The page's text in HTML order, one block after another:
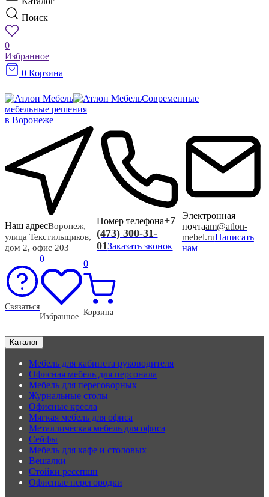
Поиск
0
Избранное
0 Корзина
Современные
мебельные решения
в Воронеже
Наш адресВоронеж,
улица Текстильщиков,
дом 2, офис 203
Номер телефона+7
(473) 300-31-
01Заказать звонок
Электронная
почтаam@atlon-
mebel.ruНаписать
нам
Связаться
0
Избранное
0
Корзина
Каталог
Мебель для кабинета руководителя
Офисная мебель для персонала
Мебель для переговорных
Журнальные столы
Офисные кресла
Мягкая мебель для офиса
Металлическая мебель для офиса
Сейфы
Мебель для кафе и столовых
Вешалки
Стойки ресепшн
Офисные перегородки